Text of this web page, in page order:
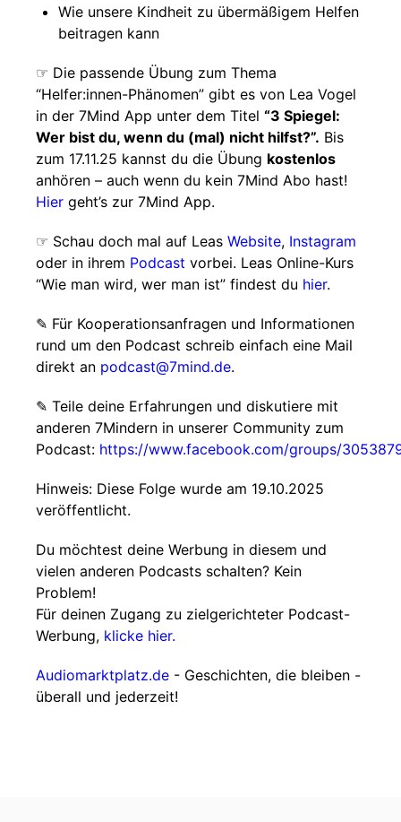
Wie unsere Kindheit zu übermäßigem Helfen
beitragen kann
☞ Die passende Übung zum Thema
“Helfer:innen-Phänomen” gibt es von Lea Vogel
in der 7Mind App unter dem Titel “3 Spiegel:
Wer bist du, wenn du (mal) nicht hilfst?”. Bis
zum 17.11.25 kannst du die Übung kostenlos
anhören – auch wenn du kein 7Mind Abo hast!
Hier geht’s zur 7Mind App.
☞ Schau doch mal auf Leas Website, Instagram
oder in ihrem Podcast vorbei. Leas Online-Kurs
“Wie man wird, wer man ist” findest du hier.
✎ Für Koope­ra­ti­ons­an­fra­gen und Infor­ma­tio­nen
rund um den Pod­cast schreib ein­fach eine Mail
direkt an podcast@7mind.de.
✎ Teile deine Erfahrungen und diskutiere mit
anderen 7Mindern in unserer Community zum
Podcast: https://www.facebook.com/groups/
Hinweis: Diese Folge wurde am 19.10.2025
veröffentlicht.
Du möchtest deine Werbung in diesem und
vielen anderen Podcasts schalten? Kein
Problem!
Für deinen Zugang zu zielgerichteter Podcast-
Werbung, klicke hier.
Audiomarktplatz.de - Geschichten, die bleiben -
überall und jederzeit!